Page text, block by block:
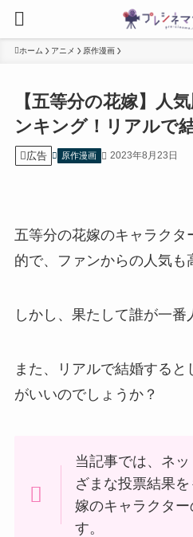
ホーム アニメ 原作漫画
【五等分の花嫁】人
ンキング！リアルで
広告 原作漫画 2023年8月23日
五等分の花嫁のキャラクタ
的で、ファンからの人気も
しかし、果たして誰が一番
また、リアルで結婚する
がいいのでしょうか？
当記事では、ネ
ざまな投票結果
嫁のキャラクタ
す。